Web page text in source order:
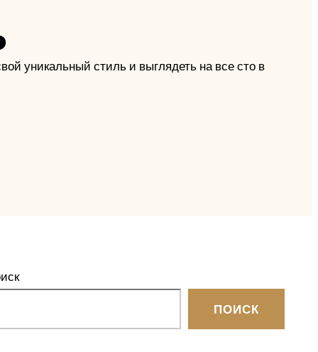
уникальный стиль и выглядеть на все сто в
ПОИСК